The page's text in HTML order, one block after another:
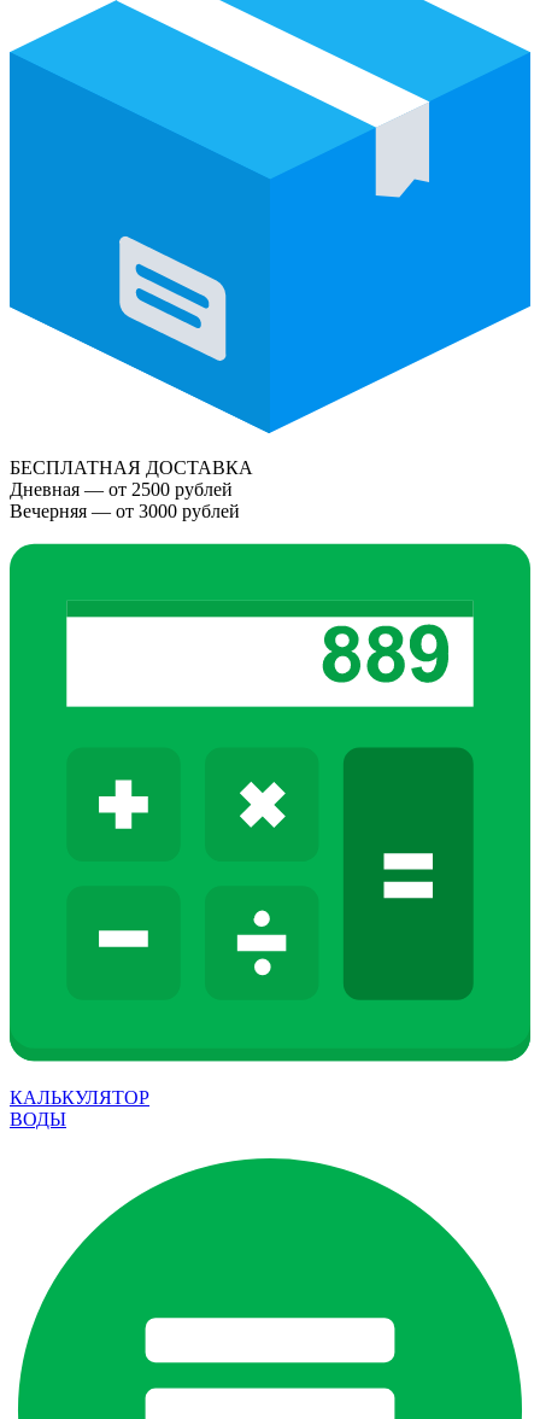
БЕСПЛАТНАЯ ДОСТАВКА
Дневная — от 2500 рублей
Вечерняя — от 3000 рублей
КАЛЬКУЛЯТОР
ВОДЫ